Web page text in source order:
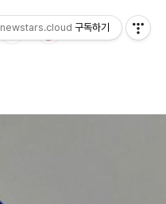
newstars.cloud 구독하기